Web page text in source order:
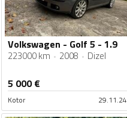
Volkswagen - Golf 5 - 1.9
223000 km 2008 Dizel
5 000€
Kotor 29.11.24